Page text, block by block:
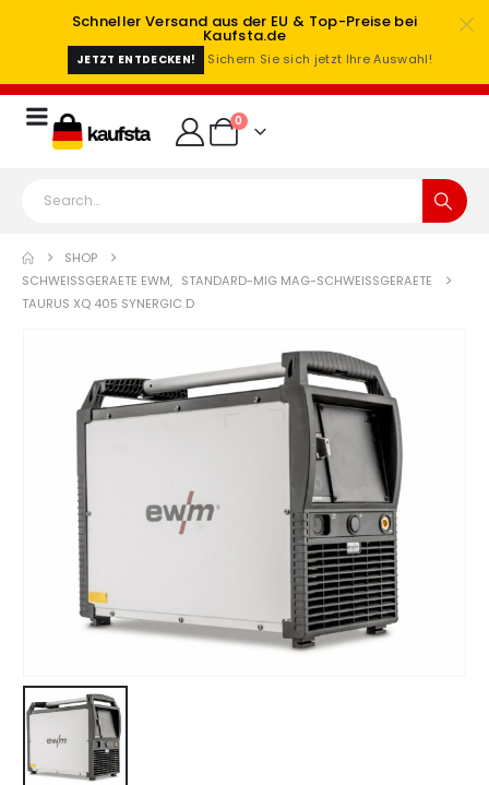
Schneller Versand aus der EU & Top-Preise bei
Kaufsta.de
JETZT ENTDECKEN! Sichern Sie sich jetzt Ihre Auswahl!
0
SHOP
SCHWEISSGERAETE EWM, STANDARD-MIG MAG-SCHWEISSGERAETE
TAURUS XQ 405 SYNERGIC D